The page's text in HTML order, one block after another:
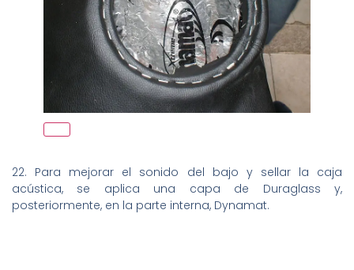
22. Para mejorar el sonido del bajo y sellar la caja
acústica, se aplica una capa de Duraglass y,
posteriormente, en la parte interna, Dynamat.